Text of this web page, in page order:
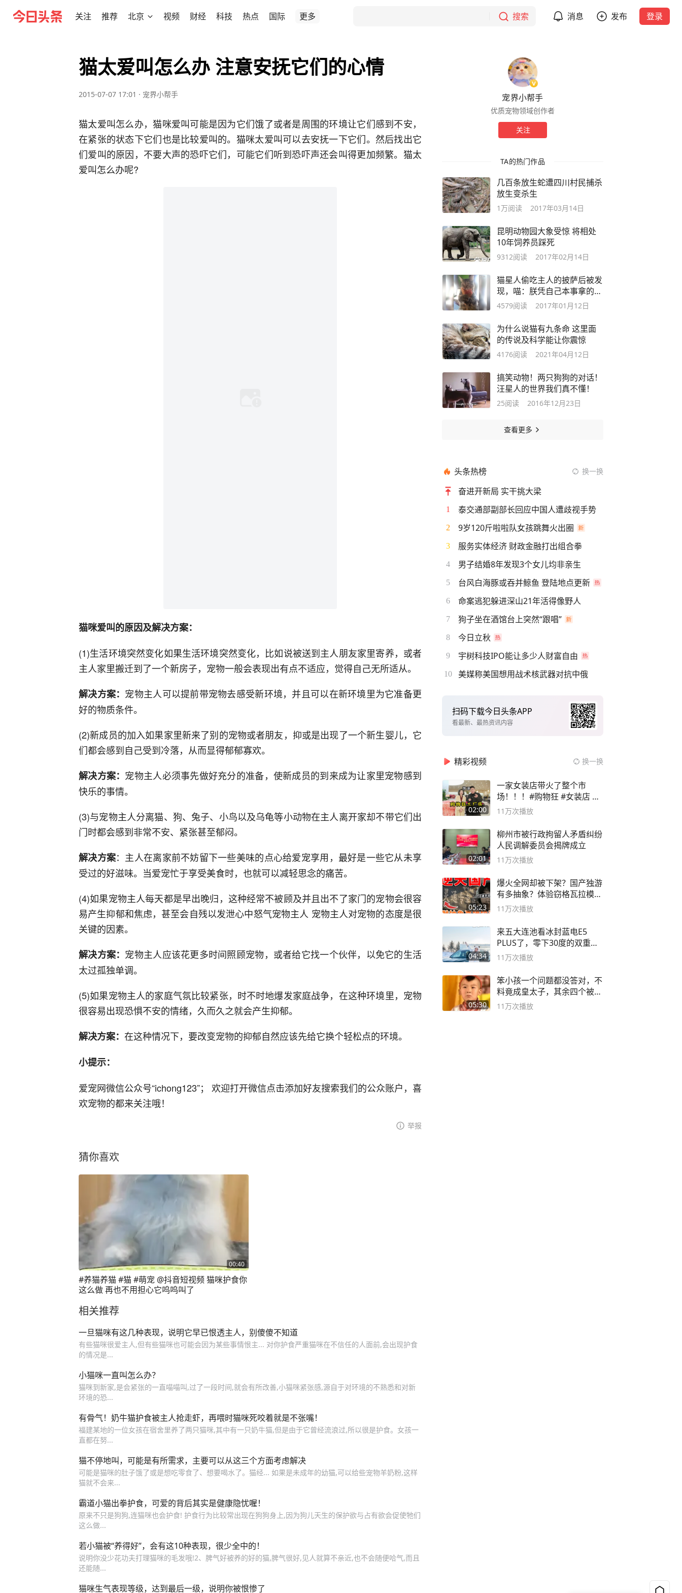
关注 推荐 北京 视频 财经 科技 热点 国际 更多 搜索 消息 发布 登录
猫太爱叫怎么办 注意安抚它们的心情
2015-07-07 17:01 · 宠界小帮手
猫太爱叫怎么办，猫咪爱叫可能是因为它们饿了或者是周围的环境让它们感到不安，
在紧张的状态下它们也是比较爱叫的。猫咪太爱叫可以去安抚一下它们。然后找出它
们爱叫的原因，不要大声的恐吓它们，可能它们听到恐吓声还会叫得更加频繁。猫太
爱叫怎么办呢?
猫咪爱叫的原因及解决方案：
(1)生活环境突然变化如果生活环境突然变化，比如说被送到主人朋友家里寄养，或者
主人家里搬迁到了一个新房子，宠物一般会表现出有点不适应，觉得自己无所适从。
解决方案： 宠物主人可以提前带宠物去感受新环境，并且可以在新环境里为它准备更
好的物质条件。
(2)新成员的加入如果家里新来了别的宠物或者朋友，抑或是出现了一个新生婴儿，它
们都会感到自己受到冷落，从而显得郁郁寡欢。
解决方案： 宠物主人必须事先做好充分的准备，使新成员的到来成为让家里宠物感到
快乐的事情。
(3)与宠物主人分离猫、狗、兔子、小鸟以及乌龟等小动物在主人离开家却不带它们出
门时都会感到非常不安、紧张甚至郁闷。
解决方案：主人在离家前不妨留下一些美味的点心给爱宠享用，最好是一些它从未享
受过的好滋味。当爱宠忙于享受美食时，也就可以减轻思念的痛苦。
(4)如果宠物主人每天都是早出晚归，这种经常不被顾及并且出不了家门的宠物会很容
易产生抑郁和焦虑，甚至会自残以发泄心中怒气宠物主人 宠物主人对宠物的态度是很
关键的因素。
解决方案： 宠物主人应该花更多时间照顾宠物，或者给它找一个伙伴，以免它的生活
太过孤独单调。
(5)如果宠物主人的家庭气氛比较紧张，时不时地爆发家庭战争，在这种环境里，宠物
很容易出现恐惧不安的情绪，久而久之就会产生抑郁。
解决方案： 在这种情况下，要改变宠物的抑郁自然应该先给它换个轻松点的环境。
小提示：
爱宠网微信公众号“ichong123”； 欢迎打开微信点击添加好友搜索我们的公众账户，喜
欢宠物的都来关注哦！
举报
猜你喜欢
00:40
#养猫养猫 #猫 #萌宠 @抖音短视频 猫咪护食你
这么做 再也不用担心它呜呜叫了
相关推荐
一旦猫咪有这几种表现，说明它早已恨透主人，别傻傻不知道
有些猫咪很爱主人,但有些猫咪也可能会因为某些事情恨主... 对你护食严重猫咪在不信任的人面前,会出现护食
的情况是...
小猫咪一直叫怎么办？
猫咪到新家,是会紧张的一直喵喵叫,过了一段时间,就会有所改善,小猫咪紧张感,源自于对环境的不熟悉和对新
环境的恐...
有骨气！奶牛猫护食被主人抢走虾，再喂时猫咪死咬着就是不张嘴！
福建某地的一位女孩在宿舍里养了两只猫咪,其中有一只奶牛猫,但是由于它曾经流浪过,所以很是护食。女孩一
直都在努...
猫不停地叫，可能是有所需求，主要可以从这三个方面考虑解决
可能是猫咪的肚子饿了或是想吃零食了、想要喝水了。猫经... 如果是未成年的幼猫,可以给些宠物羊奶粉,这样
猫就不会来...
霸道小猫出拳护食，可爱的背后其实是健康隐忧喔！
原来不只是狗狗,连猫咪也会护食! 护食行为比较常出现在狗狗身上,因为狗儿天生的保护欲与占有欲会促使牠们
这么做...
若小猫被“养得好”，会有这10种表现，很少全中的！
说明你没少花功夫打理猫咪的毛发哦!2、脾气好被养的好的猫,脾气很好,见人就算不亲近,也不会随便哈气,而且
还能随...
猫咪生气表现等级，达到最后一级，说明你被恨惨了
宠界小帮手
优质宠物领域创作者
关注
TA的热门作品
几百条放生蛇遭四川村民捕杀
放生变杀生
1万阅读 2017年03月14日
昆明动物园大象受惊 将相处
10年饲养员踩死
9312阅读 2017年02月14日
猫星人偷吃主人的披萨后被发
现，喵：朕凭自己本事拿的死
都不放手
4579阅读 2017年01月12日
为什么说猫有九条命 这里面
的传说及科学能让你震惊
4176阅读 2021年04月12日
搞笑动物！两只狗狗的对话！
汪星人的世界我们真不懂！
25阅读 2016年12月23日
查看更多
头条热榜 换一换
奋进开新局 实干挑大梁
1 泰交通部副部长回应中国人遭歧视手势
2 9岁120斤啦啦队女孩跳舞火出圈
3 服务实体经济 财政金融打出组合拳
4 男子结婚8年发现3个女儿均非亲生
5 台风白海豚或吞并鲸鱼 登陆地点更新
6 命案逃犯躲进深山21年活得像野人
7 狗子坐在酒馆台上突然“跟唱”
8 今日立秋
9 宇树科技IPO能让多少人财富自由
10 美媒称美国想用战术核武器对抗中俄
扫码下载今日头条APP
看最新、最热资讯内容
精彩视频 换一换
02:00
一家女装店带火了整个市
场！！！#购物狂 #女装店 #
高品质女装
11万次播放
02:01
柳州市被行政拘留人矛盾纠纷
人民调解委员会揭牌成立
11万次播放
05:23
爆火全网却被下架？国产独游
有多抽象？体验窃格瓦拉模拟
器！
11万次播放
04:34
来五大连池看冰封蓝电E5
PLUS了，零下30度的双重冰
封40小时全录
11万次播放
05:30
笨小孩一个问题都没答对，不
料竟成皇太子，其余四个被处
死
11万次播放